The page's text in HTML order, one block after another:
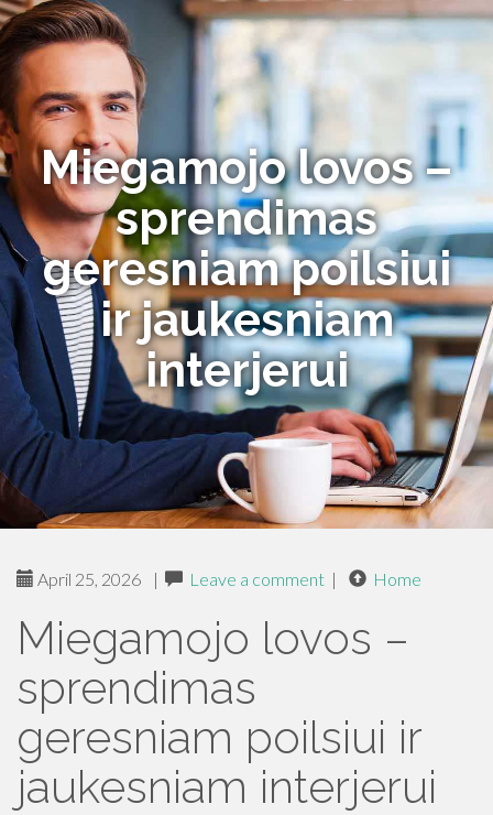
Miegamojo lovos –
sprendimas
geresniam poilsiui
ir jaukesniam
interjerui
April 25, 2026 | Leave a comment | Home
Miegamojo lovos –
sprendimas
geresniam poilsiui ir
jaukesniam interjerui